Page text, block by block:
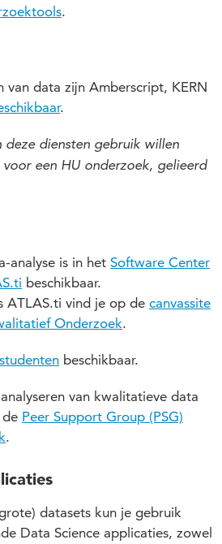
.
van data zijn Amberscript, KERN
.
deze diensten gebruik willen
een HU onderzoek, gelieerd
analyse is in het Software Center
beschikbaar.
ATLAS.ti vind je op de canvassite
Onderzoek.
beschikbaar.
van kwalitatieve data
Peer Support Group (PSG)
.
datasets kun je gebruik
Data Science applicaties, zowel